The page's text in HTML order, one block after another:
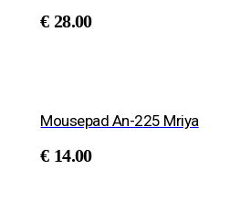
€ 28.00
Mousepad An-225 Mriya
€ 14.00